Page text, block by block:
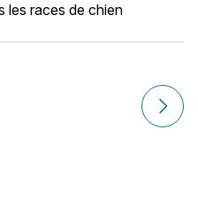
les races de chien
: histoire, caractère,Article